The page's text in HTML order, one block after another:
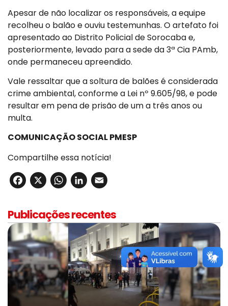
Apesar de não localizar os responsáveis, a equipe
recolheu o balão e ouviu testemunhas. O artefato foi
apresentado ao Distrito Policial de Sorocaba e,
posteriormente, levado para a sede da 3ª Cia PAmb,
onde permaneceu apreendido.
Vale ressaltar que a soltura de balões é considerada
crime ambiental, conforme a Lei nº 9.605/98, e pode
resultar em pena de prisão de um a três anos ou
multa.
COMUNICAÇÃO SOCIAL PMESP
Compartilhe essa notícia!
Facebook
X WhatsApp
LinkedIn
Publicações recentes